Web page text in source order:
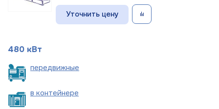
Уточнить цену
480 кВт
передвижные
в контейнере